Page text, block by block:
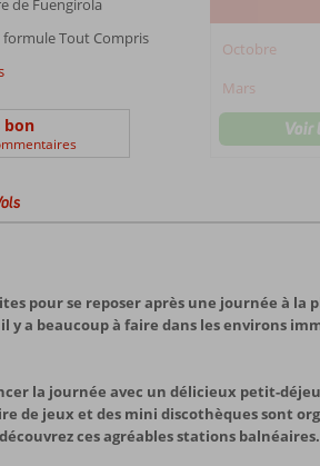
de Fuengirola
formule Tout Compris
bon
Octobre
Mars
Voir
pour se reposer après une journée à la
a beaucoup à faire dans les environs
la journée avec un délicieux petit-
de jeux et des mini discothèques sont
ces agréables stations